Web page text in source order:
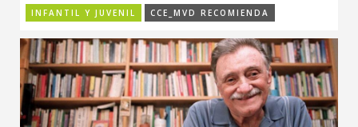
INFANTIL Y JUVENIL CCE_MVD RECOMIENDA